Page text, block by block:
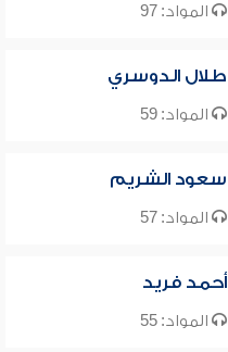
المواد: 97
طلال الدوسري
المواد: 59
سعود الشريم
المواد: 57
أحمد فريد
المواد: 55